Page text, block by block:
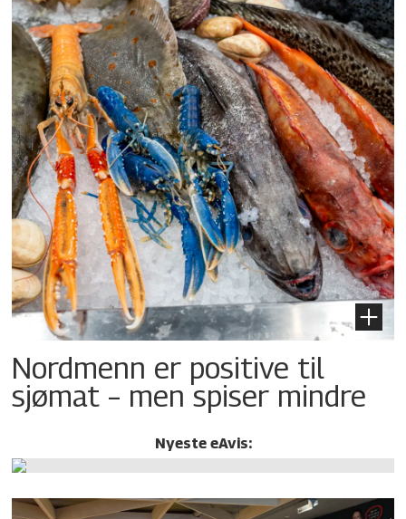
Nordmenn er positive til
sjømat – men spiser mindre
Nyeste eAvis: